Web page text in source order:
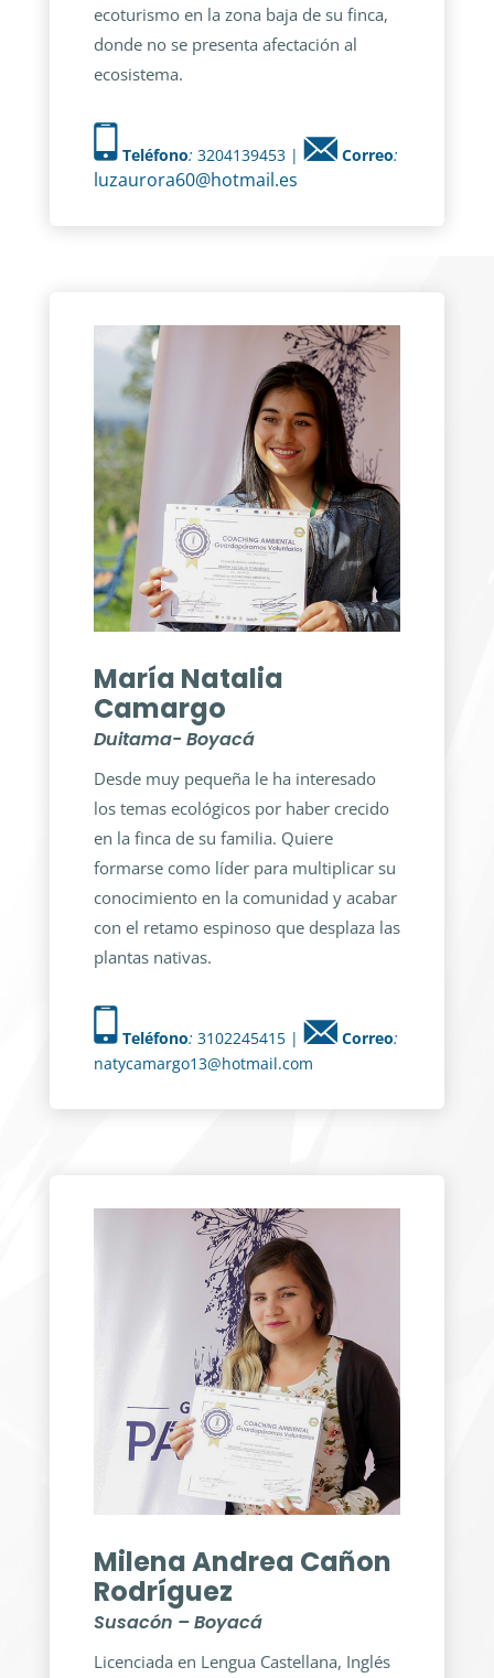
ecoturismo en la zona baja de su finca,
donde no se presenta afectación al
ecosistema.
Teléfono: 3204139453 | Correo:
luzaurora60@hotmail.es
María Natalia
Camargo
Duitama- Boyacá
Desde muy pequeña le ha interesado
los temas ecológicos por haber crecido
en la finca de su familia. Quiere
formarse como líder para multiplicar su
conocimiento en la comunidad y acabar
con el retamo espinoso que desplaza las
plantas nativas.
Teléfono: 3102245415 | Correo:
natycamargo13@hotmail.com
Milena Andrea Cañon
Rodríguez
Susacón – Boyacá
Licenciada en Lengua Castellana, Inglés